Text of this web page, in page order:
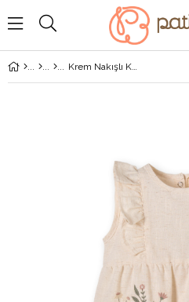
Krem Nakışlı Keten Pamuklu Kız Çocuk Tulum